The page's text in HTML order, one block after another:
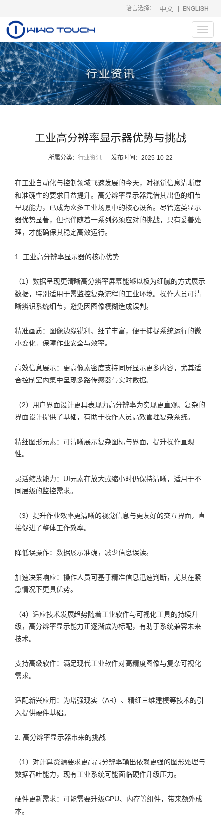
语言选择：
工业高分辨率显示器优势与挑战
所属分类： 行业资讯 发布时间： 2025-10-22
在工业自动化与控制领域飞速发展的今天，对视觉信息清晰度
和准确性的要求日益提升。高分辨率显示器凭借其出色的细节
呈现能力，已成为众多工业场景中的核心设备。尽管这类显示
器优势显著，但也伴随着一系列必须应对的挑战，只有妥善处
理，才能确保其稳定高效运行。
1. 工业高分辨率显示器的核心优势
（1）数据呈现更清晰高分辨率屏幕能够以极为细腻的方式展示
数据，特别适用于需监控复杂流程的工业环境。操作人员可清
晰辨识系统细节，避免因图像模糊造成误判。
精准画质：图像边缘锐利、细节丰富，便于捕捉系统运行的微
小变化，保障作业安全与效率。
高效信息展示：更高像素密度支持同屏显示更多内容，尤其适
合控制室内集中呈现多路传感器与实时数据。
（2）用户界面设计更具表现力高分辨率为实现更直观、复杂的
界面设计提供了基础，有助于操作人员高效管理复杂系统。
精细图形元素：可清晰展示复杂图标与界面，提升操作直观
性。
灵活缩放能力：UI元素在放大或缩小时仍保持清晰，适用于不
同层级的监控需求。
（3）提升作业效率更清晰的视觉信息与更友好的交互界面，直
接促进了整体工作效率。
降低误操作：数据展示准确，减少信息误读。
加速决策响应：操作人员可基于精准信息迅速判断，尤其在紧
急情况下更具优势。
（4）适应技术发展趋势随着工业软件与可视化工具的持续升
级，高分辨率显示能力正逐渐成为标配，有助于系统兼容未来
技术。
支持高级软件：满足现代工业软件对高精度图像与复杂可视化
需求。
适配新兴应用：为增强现实（AR）、精细三维建模等技术的引
入提供硬件基础。
2. 高分辨率显示器带来的挑战
（1）对计算资源要求更高高分辨率输出依赖更强的图形处理与
数据吞吐能力，现有工业系统可能面临硬件升级压力。
硬件更新需求：可能需要升级GPU、内存等组件，带来额外成
本。